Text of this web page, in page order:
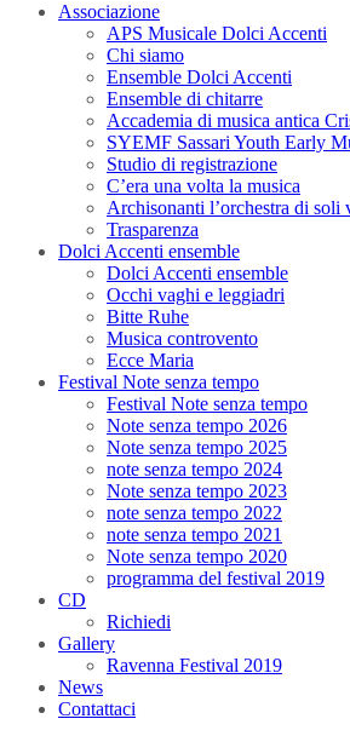
Associazione
APS Musicale Dolci Accenti
Chi siamo
Ensemble Dolci Accenti
Ensemble di chitarre
Accademia di musica antica
SYEMF Sassari Youth Early
Studio di registrazione
C’era una volta la musica
Archisonanti l’orchestra di soli
Trasparenza
Dolci Accenti ensemble
Dolci Accenti ensemble
Occhi vaghi e leggiadri
Bitte Ruhe
Musica controvento
Ecce Maria
Festival Note senza tempo
Festival Note senza tempo
Note senza tempo 2026
Note senza tempo 2025
note senza tempo 2024
Note senza tempo 2023
note senza tempo 2022
note senza tempo 2021
Note senza tempo 2020
programma del festival 2019
CD
Richiedi
Gallery
Ravenna Festival 2019
News
Contattaci